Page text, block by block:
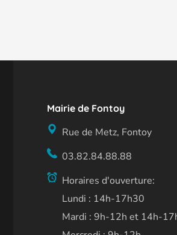
Mairie de Fontoy
Rue de Metz, Fontoy
03.82.84.88.88
Horaires d'ouverture:
Lundi : 14h-17h30
Mardi : 9h-12h et 14h-